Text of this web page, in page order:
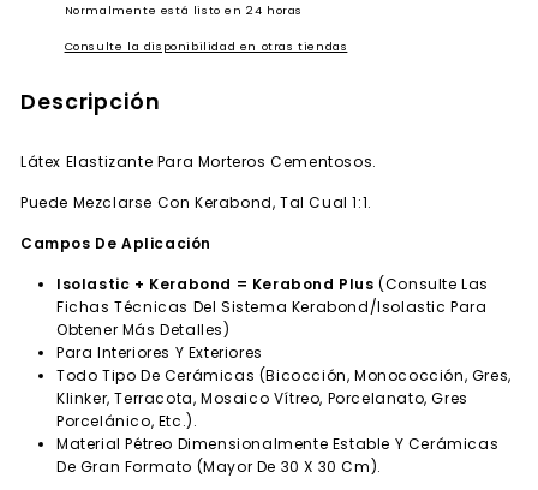
Normalmente está listo en 24 horas
Consulte la disponibilidad en otras tiendas
Descripción
Látex Elastizante Para Morteros Cementosos.
Puede Mezclarse Con Kerabond, Tal Cual 1:1.
Campos De Aplicación
Isolastic + Kerabond = Kerabond Plus(Consulte Las
Fichas Técnicas Del Sistema Kerabond/Isolastic Para
Obtener Más Detalles)
Para Interiores Y Exteriores
Todo Tipo De Cerámicas (Bicocción, Monococción, Gres,
Klinker, Terracota, Mosaico Vítreo, Porcelanato, Gres
Porcelánico, Etc.).
Material Pétreo Dimensionalmente Estable Y Cerámicas
De Gran Formato (Mayor De 30 X 30 Cm).